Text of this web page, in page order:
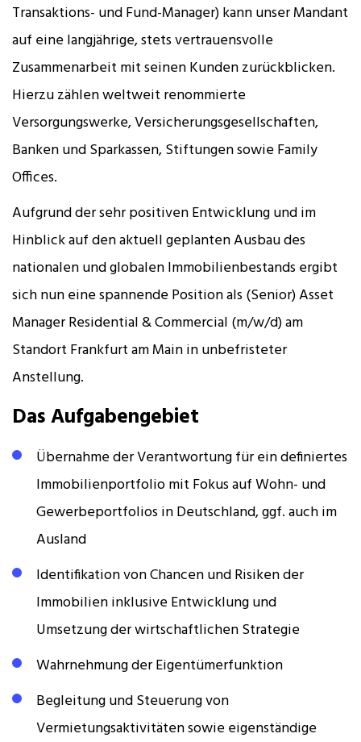
Transaktions- und Fund-Manager) kann unser Mandant
auf eine langjährige, stets vertrauensvolle
Zusammenarbeit mit seinen Kunden zurückblicken.
Hierzu zählen weltweit renommierte
Versorgungswerke, Versicherungsgesellschaften,
Banken und Sparkassen, Stiftungen sowie Family
Offices.
Aufgrund der sehr positiven Entwicklung und im
Hinblick auf den aktuell geplanten Ausbau des
nationalen und globalen Immobilienbestands ergibt
sich nun eine spannende Position als (Senior) Asset
Manager Residential & Commercial (m/w/d) am
Standort Frankfurt am Main in unbefristeter
Anstellung.
Das Aufgabengebiet
Übernahme der Verantwortung für ein definiertes
Immobilienportfolio mit Fokus auf Wohn- und
Gewerbeportfolios in Deutschland, ggf. auch im
Ausland
Identifikation von Chancen und Risiken der
Immobilien inklusive Entwicklung und
Umsetzung der wirtschaftlichen Strategie
Wahrnehmung der Eigentümerfunktion
Begleitung und Steuerung von
Vermietungsaktivitäten sowie eigenständige